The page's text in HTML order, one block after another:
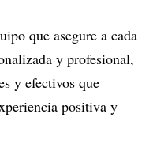
que asegure a cada
y profesional,
y efectivos que
positiva y